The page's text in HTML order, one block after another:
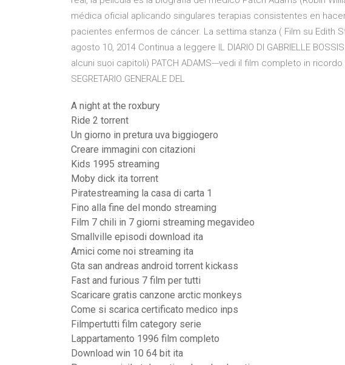
médica oficial aplicando singulares terapias consistentes en
pacientes enfermos de cáncer. La settima stanza ( Film su Edith
agosto 10, 2014 Continua a leggere IL DIARIO DI GABRIELLE
alcuni suoi capitoli) PATCH ADAMS---vedi il film completo in ricordo
SEGRETARIO GENERALE DEL
A night at the roxbury
Ride 2 torrent
Un giorno in pretura uva biggiogero
Creare immagini con citazioni
Kids 1995 streaming
Moby dick ita torrent
Piratestreaming la casa di carta 1
Fino alla fine del mondo streaming
Film 7 chili in 7 giorni streaming megavideo
Smallville episodi download ita
Amici come noi streaming ita
Gta san andreas android torrent kickass
Fast and furious 7 film per tutti
Scaricare gratis canzone arctic monkeys
Come si scarica certificato medico inps
Filmpertutti film category serie
Lappartamento 1996 film completo
Download win 10 64 bit ita